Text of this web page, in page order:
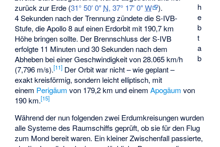
h
e
b
t
a
b
zurück zur Erde (31° 50′ 0″ N,37° 17′ 0″W
).
4 Sekunden nach der Trennung zündete die S-IVB-
Stufe, die Apollo 8 auf einen Erdorbit mit 190,7 km
Höhe bringen sollte. Der Brennschluss der S-IVB
erfolgte 11 Minuten und 30 Sekunden nach dem
Abheben bei einer Geschwindigkeit von 28.065 km/h
(7,796 m/s).[11] Der Orbit war nicht – wie geplant –
exakt kreisförmig, sondern leicht elliptisch, mit
einem Perigäum von 179,2 km und einemApogäum von
190 km.[15]
Während der nun folgenden zwei Erdumkreisungen wurden
alle Systeme des Raumschiffs geprüft, ob sie für den Flug
zum Mond bereit waren. Ein kleiner Zwischenfall passierte,